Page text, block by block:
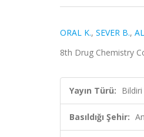
ORAL K., SEVER B.,
8th Drug Chemistry
Yayın Türü:
Basıldığı Şehir: